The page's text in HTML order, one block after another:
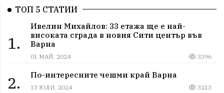
ТОП 5 СТАТИИ
1.
Ивелин Михайлов: 33 етажа ще е най-
високата сграда в новия Сити център във
Варна
01 МАЙ, 2024 3396
2. По-интересните чешми край Варна
13 ЮЛИ, 2024 3213